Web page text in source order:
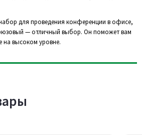
для проведения конференции в офисе,
— отличный выбор. Он поможет вам
на высоком уровне.